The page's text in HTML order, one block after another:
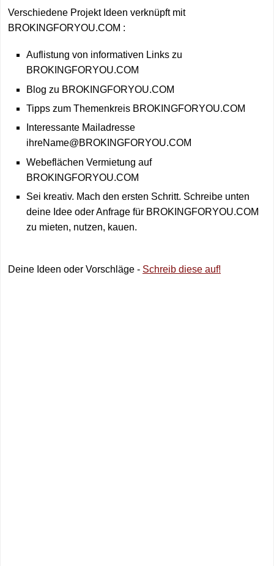
Verschiedene Projekt Ideen verknüpft mit
BROKINGFORYOU.COM :
Auflistung von informativen Links zu
BROKINGFORYOU.COM
Blog zu BROKINGFORYOU.COM
Tipps zum Themenkreis BROKINGFORYOU.COM
Interessante Mailadresse
ihreName@BROKINGFORYOU.COM
Webeflächen Vermietung auf
BROKINGFORYOU.COM
Sei kreativ. Mach den ersten Schritt. Schreibe unten
deine Idee oder Anfrage für BROKINGFORYOU.COM
zu mieten, nutzen, kauen.
Deine Ideen oder Vorschläge - Schreib diese auf!